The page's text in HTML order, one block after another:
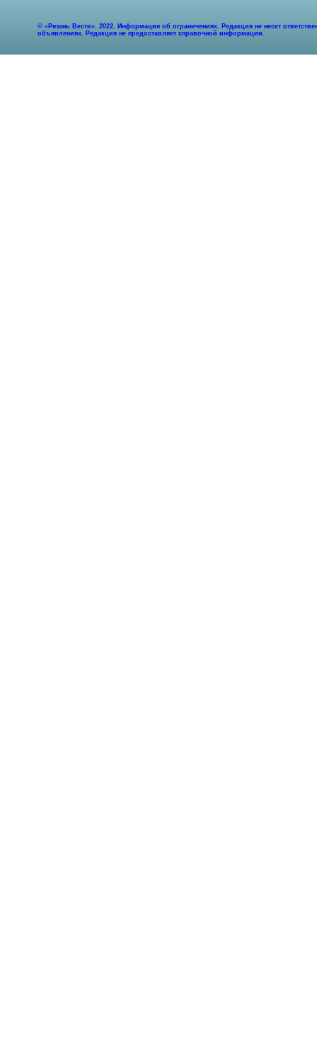
© «Рязань Вести». 2022. Информация об ограничениях. Редакция не несет
объявлениях. Редакция не предоставляет справочной информации.